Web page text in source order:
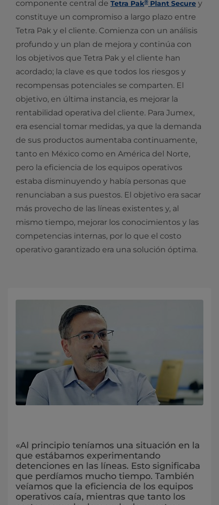
componente central de Tetra Pak® Plant Secure y
constituye un compromiso a largo plazo entre
Tetra Pak y el cliente. Comienza con un análisis
profundo y un plan de mejora y continúa con
los objetivos que Tetra Pak y el cliente han
acordado; la clave es que todos los riesgos y
recompensas potenciales se comparten. El
objetivo, en última instancia, es mejorar la
rentabilidad operativa del cliente. Para Jumex,
era esencial tomar medidas, ya que la demanda
de sus productos aumentaba continuamente,
tanto en México como en América del Norte,
pero la eficiencia de los equipos operativos
estaba disminuyendo y había personas que
renunciaban a sus puestos. El objetivo era sacar
más provecho de las líneas existentes y, al
mismo tiempo, mejorar los conocimientos y las
competencias internas, por lo que el costo
operativo garantizado era una solución óptima.
«Al principio teníamos una situación en la
que estábamos experimentando
detenciones en las líneas. Esto significaba
que perdíamos mucho tiempo. También
veíamos que la eficiencia de los equipos
operativos caía, mientras que tanto los